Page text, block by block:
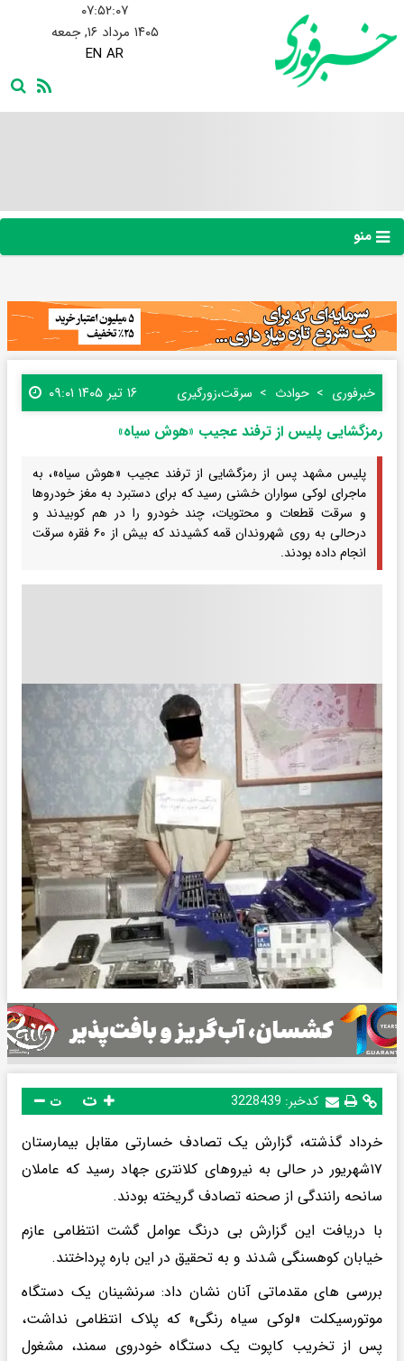
۰۷:۵۲:۰۸
۱۴۰۵ مرداد ۱۶, جمعه
EN AR
منو
خبرفوری حوادث سرقت،زورگیری ۱۶ تیر ۱۴۰۵ ۰۹:۰۱
رمزگشایی پلیس از ترفند عجیب «هوش سیاه»
پلیس مشهد پس از رمزگشایی از ترفند عجیب «هوش سیاه»، به
ماجرای لوکی سواران خشنی رسید که برای دستبرد به مغز خودروها
و سرقت قطعات و محتویات، چند خودرو را در هم کوبیدند و
درحالی به روی شهروندان قمه کشیدند که بیش از ۶۰ فقره سرقت
انجام داده بودند.
کدخبر: 3228439 ت
خرداد گذشته، گزارش یک تصادف خسارتی مقابل بیمارستان
۱۷شهریور در حالی به نیروهای کلانتری جهاد رسید که عاملان
سانحه رانندگی از صحنه تصادف گریخته بودند.
با دریافت این گزارش بی درنگ عوامل گشت انتظامی عازم
خیابان کوهسنگی شدند و به تحقیق در این باره پرداختند.
بررسی های مقدماتی آنان نشان داد: سرنشینان یک دستگاه
موتورسیکلت «لوکی سیاه رنگی» که پلاک انتظامی نداشت،
پس از تخریب کاپوت یک دستگاه خودروی سمند، مشغول